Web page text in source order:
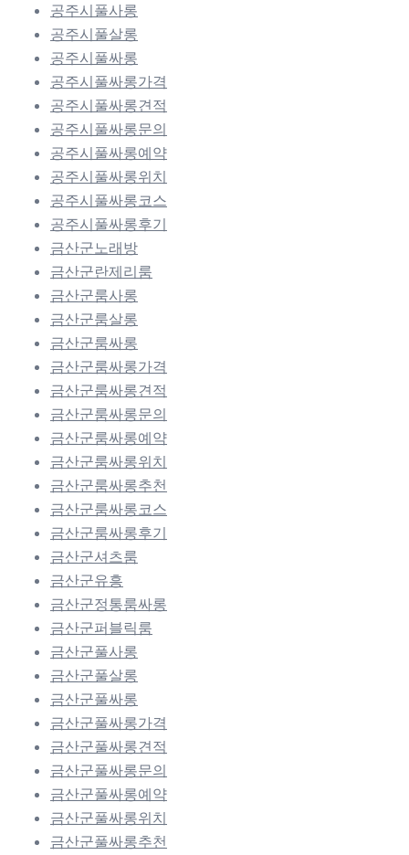
공주시풀사롱
공주시풀살롱
공주시풀싸롱
공주시풀싸롱가격
공주시풀싸롱견적
공주시풀싸롱문의
공주시풀싸롱예약
공주시풀싸롱위치
공주시풀싸롱코스
공주시풀싸롱후기
금산군노래방
금산군란제리룸
금산군룸사롱
금산군룸살롱
금산군룸싸롱
금산군룸싸롱가격
금산군룸싸롱견적
금산군룸싸롱문의
금산군룸싸롱예약
금산군룸싸롱위치
금산군룸싸롱추천
금산군룸싸롱코스
금산군룸싸롱후기
금산군셔츠룸
금산군유흥
금산군정통룸싸롱
금산군퍼블릭룸
금산군풀사롱
금산군풀살롱
금산군풀싸롱
금산군풀싸롱가격
금산군풀싸롱견적
금산군풀싸롱문의
금산군풀싸롱예약
금산군풀싸롱위치
금산군풀싸롱추천